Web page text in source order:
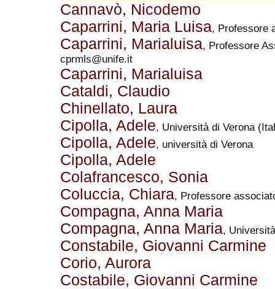
Cannavò, Nicodemo
Caparrini, Maria Luisa, Professore
Caparrini, Marialuisa, Professore
cprmls@unife.it
Caparrini, Marialuisa
Cataldi, Claudio
Chinellato, Laura
Cipolla, Adele, Università di Verona
Cipolla, Adele, università di Verona
Cipolla, Adele
Colafrancesco, Sonia
Coluccia, Chiara, Professore
Compagna, Anna Maria
Compagna, Anna Maria,
Constabile, Giovanni Carmine
Corio, Aurora
Costabile, Giovanni Carmine